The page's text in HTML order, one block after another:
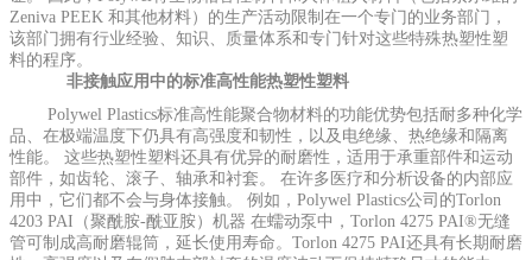
Zeniva PEEK 和其他材料）的生产活动限制在一个专门的业务部门，
该部门拥有行业经验、知识、质量体系和专门针对这些特殊热塑性塑
料的程序。
非接触应用中的标准高性能热塑性塑料
Polywel Plastics标准高性能聚合物材料的功能优势包括耐多种化学
品、在极端温度下仍具有高强度和韧性，以及电绝缘、热绝缘和隔离
性能。 这些热塑性塑料还具有优异的耐磨性，适用于承重部件和运动
部件，如齿轮、滚子、轴承和衬套。 在许多医疗和分析设备的内部应
用中，它们都不会与身体接触。 例如，Polywel Plastics公司的Torlon
4203 PAI （聚酰胺-酰亚胺）机器 在蠕动泵中，Torlon 4275 PAI®无缝
管可制成高耐磨辊筒，延长使用寿命。 Torlon 4275 PAI还具有长期耐磨